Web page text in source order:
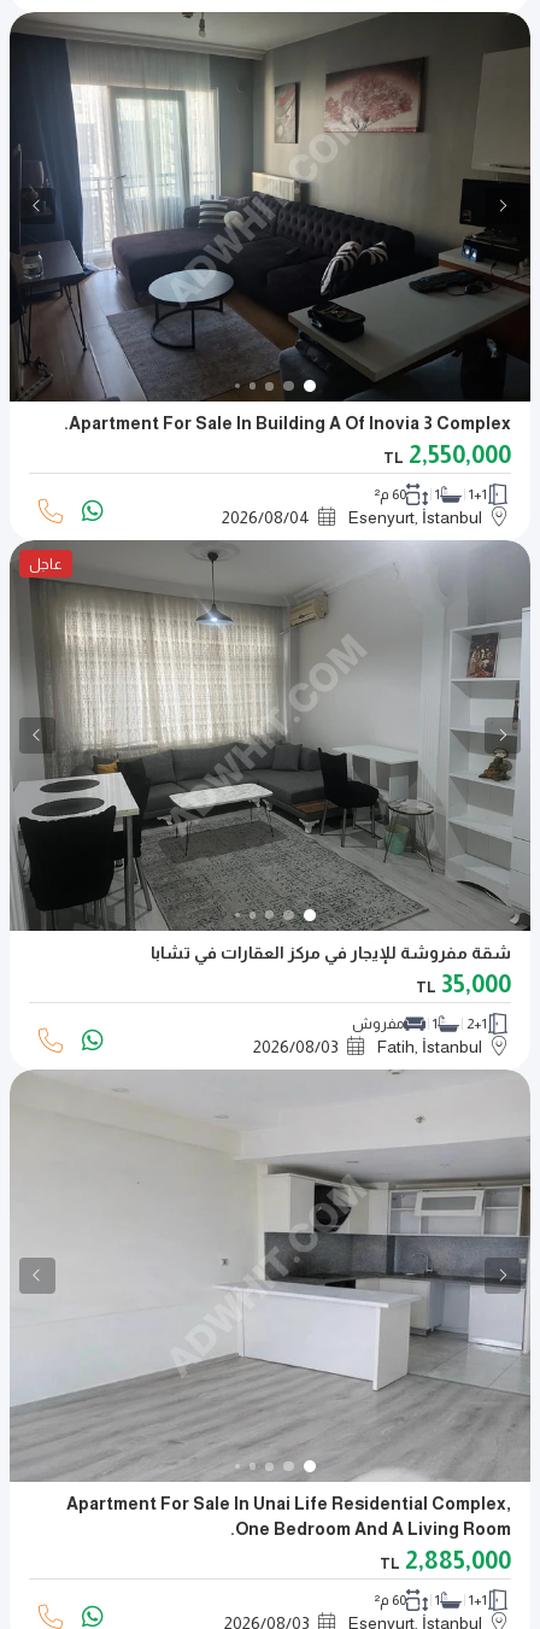
Apartment For Sale In Building A Of Inovia 3 Complex.
2,550,000
TL
1+1
1 60 م²
Esenyurt, İstanbul
2026/08/04
عاجل
شقة مفروشة للإيجار في مركز العقارات في تشابا
35,000
TL
2+1
1 مفروش
Fatih, İstanbul
2026/08/03
Apartment For Sale In Unai Life Residential Complex,
One Bedroom And A Living Room.
2,885,000
TL
1+1
1 60 م²
Esenyurt, İstanbul
2026/08/03